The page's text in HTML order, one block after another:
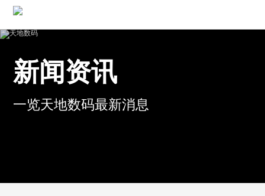
新闻资讯
一览天地数码最新消息